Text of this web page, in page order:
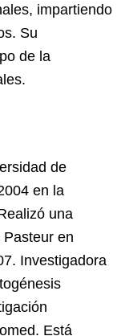
impartiendo
Su
de la
de
en la
una
en
Investigadora
Está